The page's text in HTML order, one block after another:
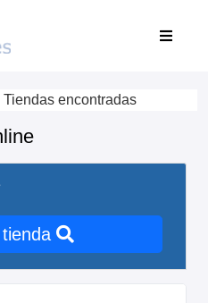
Tiendas encontradas